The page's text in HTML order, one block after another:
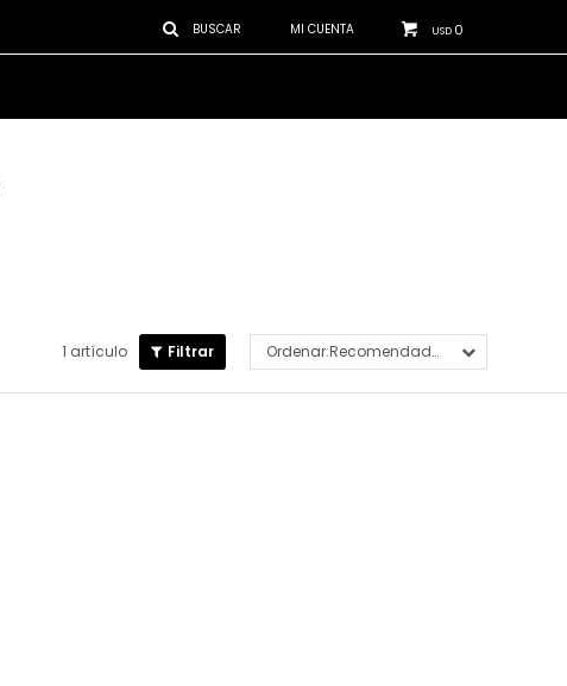
USD 0
1 artículo Recomendados